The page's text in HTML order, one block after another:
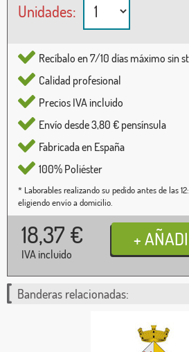
Unidades:
Recíbalo en 7/10 días máximo sin
Calidad profesional
Precios IVA incluido
Envío desde 3,80 € pensínsula
Fabricada en España
100% Poliéster
* Laborables realizando su pedido antes de las
eligiendo envío a domicilio.
18,37 €
IVA incluido
Banderas relacionadas: